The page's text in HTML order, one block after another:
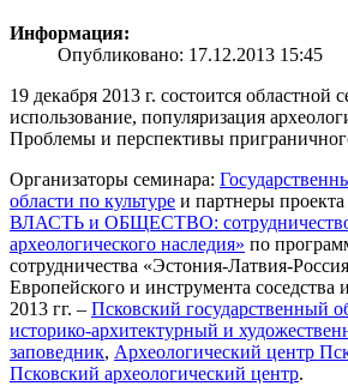
Информация:
Опубликовано: 17.12.2013 15:45
19 декабря 2013 г. состоится областной
использование, популяризация
Проблемы и перспективы
Организаторы семинара:
области по культуре и партнеры проекта
ВЛАСТЬ и ОБЩЕСТВО: сотрудничество
археологического наследия» по
сотрудничества «Эстония-Латвия-
Европейского и инструмента соседства
2013 гг. – Псковский государственный
историко-архитектурный и
заповедник, Археологический центр
Псковский археологический центр.